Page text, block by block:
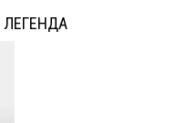
ЛЕГЕНДА